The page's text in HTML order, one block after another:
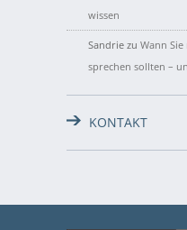
wissen
Sandrie zu Wann
sprechen sollten –
KONTAKT